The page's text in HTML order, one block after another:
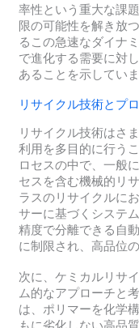
率性という重大な課
限の可能性を解き放
るこの急速なダイナ
で進化する需要に対
あることを示してい
リサイクル技術とプ
リサイクル技術はさ
利用を多目的に行う
ロセスの中で、一般
セスを含む機械的リ
ラスのリサイクルに
サーに基づくシステ
精度で分離できる自
に制限され、高品位
次に、ケミカルリサ
ム的なアプローチと
は、ポリマーを化学